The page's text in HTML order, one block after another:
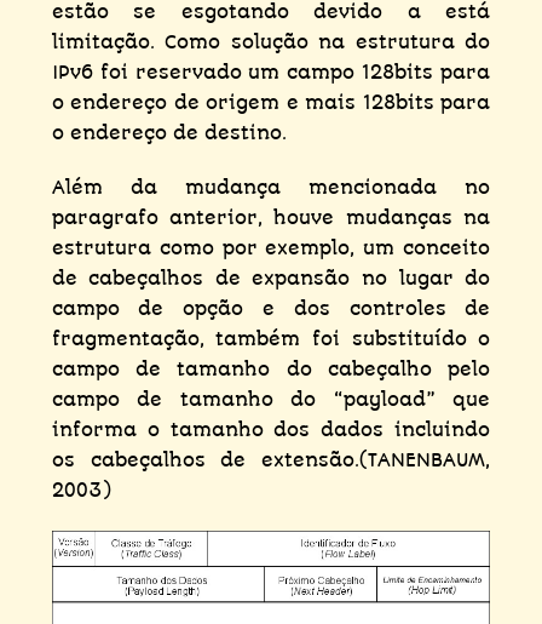
estão se esgotando devido a está
limitação. Como solução na estrutura do
IPv6 foi reservado um campo 128bits para
o endereço de origem e mais 128bits para
o endereço de destino.
Além da mudança mencionada no
paragrafo anterior, houve mudanças na
estrutura como por exemplo, um conceito
de cabeçalhos de expansão no lugar do
campo de opção e dos controles de
fragmentação, também foi substituído o
campo de tamanho do cabeçalho pelo
campo de tamanho do “payload” que
informa o tamanho dos dados incluindo
os cabeçalhos de extensão.(TANENBAUM,
2003)